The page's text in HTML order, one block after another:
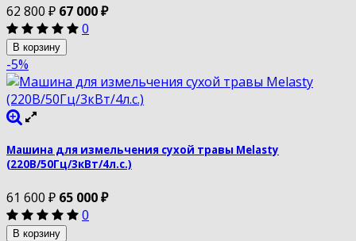
62 800 ₽ 67 000₽
0
В корзину
-5%
Машина для измельчения сухой травы Melasty
(220В/50Гц/3кВт/4л.с.)
61 600 ₽ 65 000₽
0
В корзину